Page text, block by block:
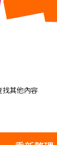
找其他內容